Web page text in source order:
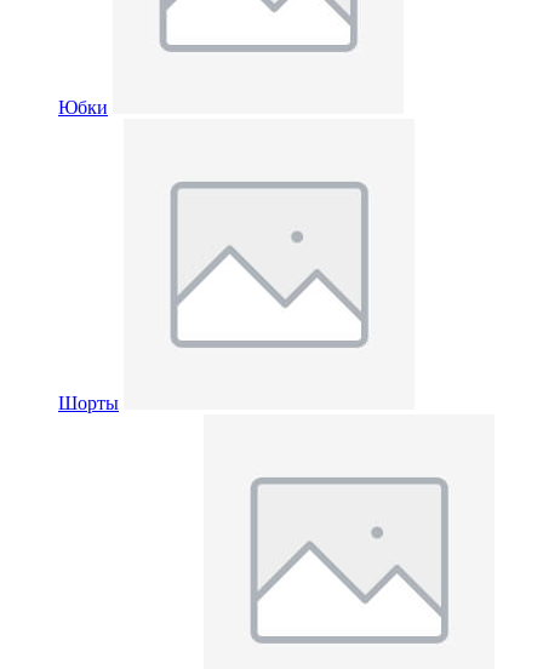
Юбки
Шорты